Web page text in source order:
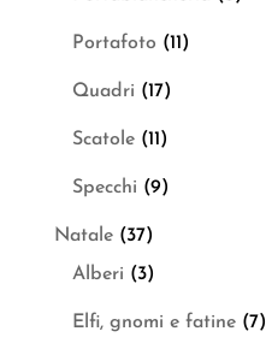
Portafoto (11)
Quadri (17)
Scatole (11)
Specchi (9)
Natale (37)
Alberi (3)
Elfi, gnomi e fatine (7)